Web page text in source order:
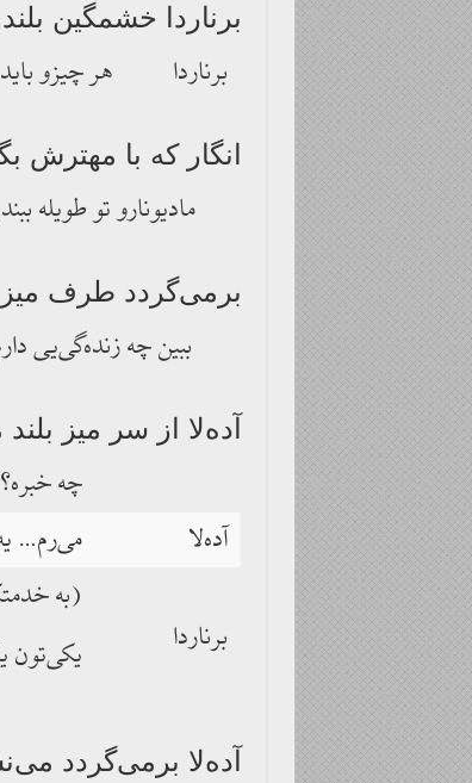
برناردا خشمگین
برناردا هر چیزو
انگار که با مهترش
مادیونارو تو طویله
برمی‌گردد طرف
ببین چه زنده‌گی‌یی
آده‌لا از سر میز
چه
آده‌لا
می‌رم…
برناردا
(به
یکی‌تون
آده‌لا برمی‌گردد